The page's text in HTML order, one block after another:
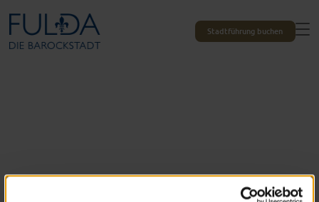
Stadtführung buchen